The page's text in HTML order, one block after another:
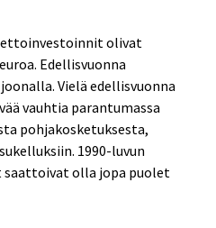
olivat
Edellisvuonna
Vielä edellisvuonna
vauhtia parantumassa
pohjakosketuksesta,
1990-luvun
saattoivat olla jopa puolet